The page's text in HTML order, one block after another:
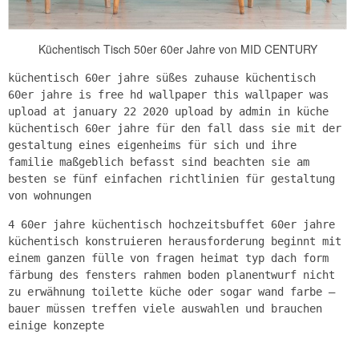
Küchentisch Tisch 50er 60er Jahre von MID CENTURY
küchentisch 60er jahre süßes zuhause küchentisch
60er jahre is free hd wallpaper this wallpaper was
upload at january 22 2020 upload by admin in küche
küchentisch 60er jahre für den fall dass sie mit der
gestaltung eines eigenheims für sich und ihre
familie maßgeblich befasst sind beachten sie am
besten se fünf einfachen richtlinien für gestaltung
von wohnungen
4 60er jahre küchentisch hochzeitsbuffet 60er jahre
küchentisch konstruieren herausforderung beginnt mit
einem ganzen fülle von fragen heimat typ dach form
färbung des fensters rahmen boden planentwurf nicht
zu erwähnung toilette küche oder sogar wand farbe –
bauer müssen treffen viele auswahlen und brauchen
einige konzepte